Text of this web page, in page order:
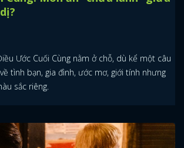
Ước Cuối Cùng nằm ở chỗ, dù kể một câu
tình bạn, gia đình, ước mơ, giới tính nhưng
sắc riêng.